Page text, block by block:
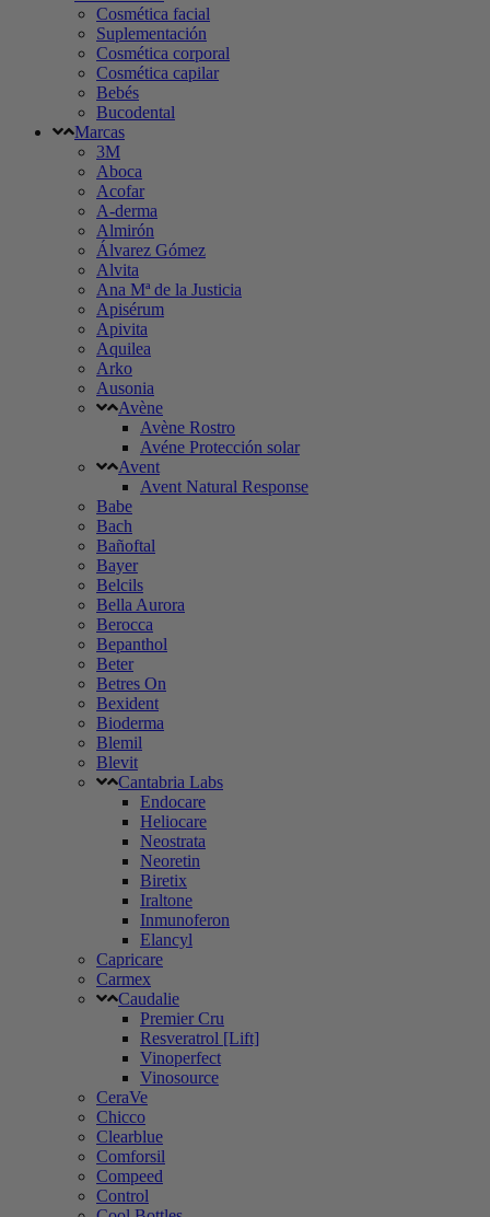
Cosmética facial
Suplementación
Cosmética corporal
Cosmética capilar
Bebés
Bucodental
Marcas
3M
Aboca
Acofar
A-derma
Almirón
Álvarez Gómez
Alvita
Ana Mª de la Justicia
Apisérum
Apivita
Aquilea
Arko
Ausonia
Avène
Avène Rostro
Avéne Protección solar
Avent
Avent Natural Response
Babe
Bach
Bañoftal
Bayer
Belcils
Bella Aurora
Berocca
Bepanthol
Beter
Betres On
Bexident
Bioderma
Blemil
Blevit
Cantabria Labs
Endocare
Heliocare
Neostrata
Neoretin
Biretix
Iraltone
Inmunoferon
Elancyl
Capricare
Carmex
Caudalie
Premier Cru
Resveratrol [Lift]
Vinoperfect
Vinosource
CeraVe
Chicco
Clearblue
Comforsil
Compeed
Control